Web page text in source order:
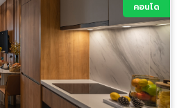
คอนโด